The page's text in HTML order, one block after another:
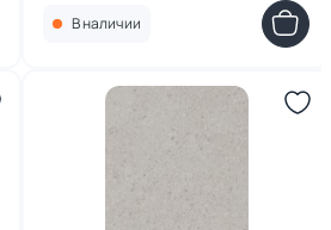
натуральный обрезной
В наличии